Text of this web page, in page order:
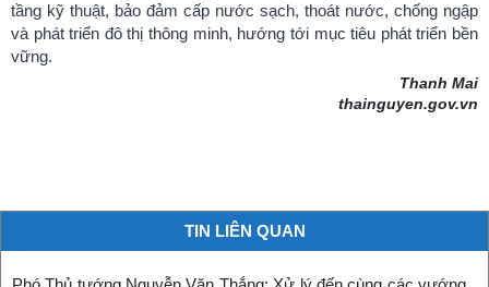
tầng kỹ thuật, bảo đảm cấp nước sạch, thoát nước, chống ngập
và phát triển đô thị thông minh, hướng tới mục tiêu phát triển bền
vững.
Thanh Mai
thainguyen.gov.vn
TIN LIÊN QUAN